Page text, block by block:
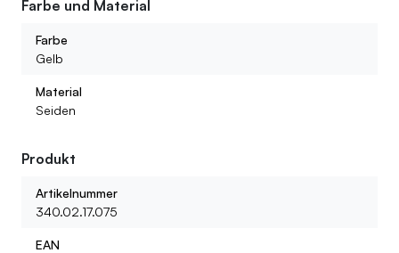
Farbe und Material
Farbe
Gelb
Material
Seiden
Produkt
Artikelnummer
340.02.17.075
EAN